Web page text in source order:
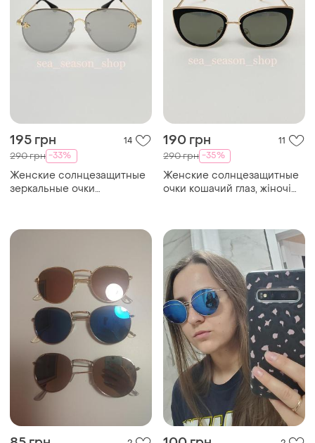
195 грн 14
290 грн -33%
Женские солнцезащитные
зеркальные очки
190 грн 11
290 грн -35%
Женские солнцезащитные
очки кошачий глаз, жіночі